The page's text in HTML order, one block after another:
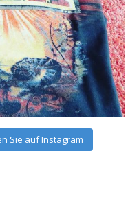
Sie auf Instagram